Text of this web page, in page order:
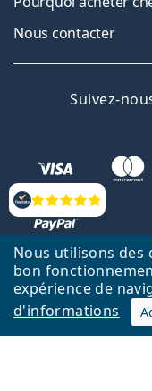
Nous utilisons des
bon
expérience de
d'informations
Évaluation
Nous contacter
Suivez-
Retour
Lentiamo.fr est géré
Un